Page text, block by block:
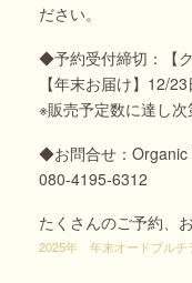
ださい。
◆予約受付締切：【
【年末お届け】12/
※販売予定数に達し次
◆お問合せ：
080-4195-6312
たくさんのご予約、
2025年 年末オードブルチ